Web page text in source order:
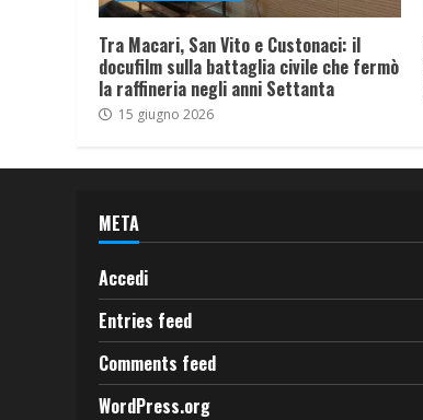
Tra Macari, San Vito e Custonaci: il
docufilm sulla battaglia civile che fermò
la raffineria negli anni Settanta
15 giugno 2026
META
Accedi
Entries feed
Comments feed
WordPress.org